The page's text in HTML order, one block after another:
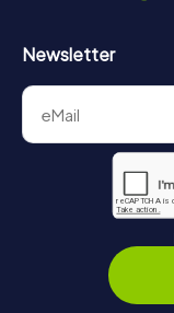
Newsletter